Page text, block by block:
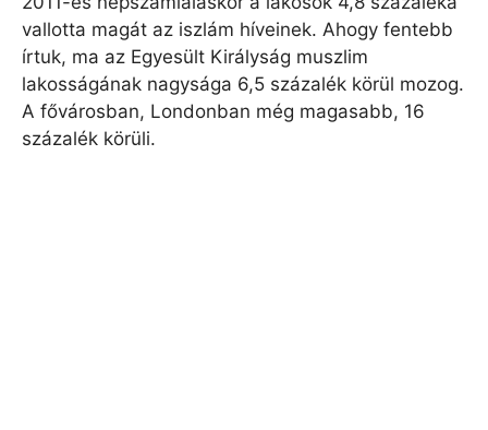
vallotta magát az iszlám híveinek. Ahogy fentebb
írtuk, ma az Egyesült Királyság muszlim
lakosságának nagysága 6,5 ​​százalék körül mozog.
A fővárosban, Londonban még magasabb, 16
százalék körüli.